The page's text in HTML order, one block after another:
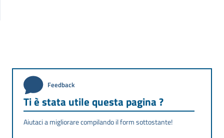
Feedback
Ti è stata utile questa pagina ?
Aiutaci a migliorare compilando il form sottostante!